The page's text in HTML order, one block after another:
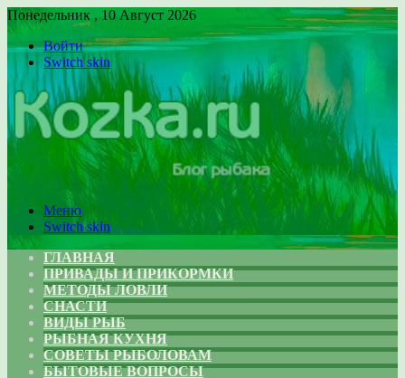
Понедельник , 10 Август 2026
Войти
Switch skin
Меню
Switch skin
ГЛАВНАЯ
ПРИВАДЫ И ПРИКОРМКИ
МЕТОДЫ ЛОВЛИ
СНАСТИ
ВИДЫ РЫБ
РЫБНАЯ КУХНЯ
СОВЕТЫ РЫБОЛОВАМ
БЫТОВЫЕ ВОПРОСЫ